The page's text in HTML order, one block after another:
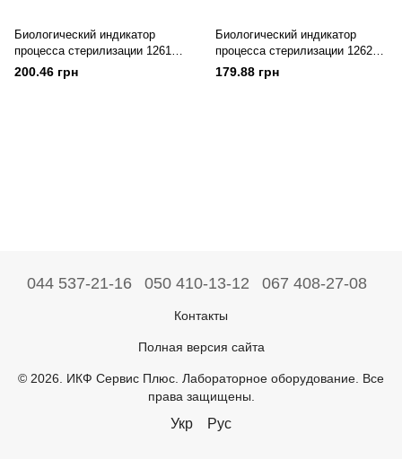
Биологический индикатор
процесса стерилизации 1261
ATTEST
200.46 грн
Биологический индикатор
процесса стерилизации 1262
ATTEST
179.88 грн
044 537-21-16 050 410-13-12 067 408-27-08
Контакты
Полная версия сайта
© 2026. ИКФ Сервис Плюс. Лабораторное оборудование. Все
права защищены.
Укр Рус